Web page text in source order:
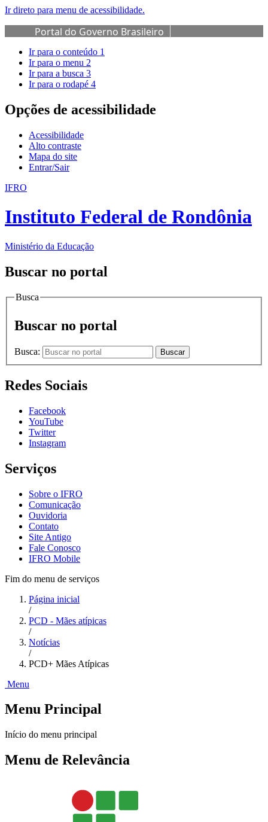
Ir direto para menu de acessibilidade.
Portal do Governo Brasileiro
Ir para o conteúdo 1
Ir para o menu 2
Ir para a busca 3
Ir para o rodapé 4
Opções de acessibilidade
Acessibilidade
Alto contraste
Mapa do site
Entrar/Sair
IFRO
Instituto Federal de Rondônia
Ministério da Educação
Buscar no portal
Busca
Buscar no portal
Busca: Buscar
Redes Sociais
Facebook
YouTube
Twitter
Instagram
Serviços
Sobre o IFRO
Comunicação
Ouvidoria
Contato
Site Antigo
Fale Conosco
IFRO Mobile
Fim do menu de serviços
Página inicial
/
PCD - Mães atípicas
/
Notícias
/
PCD+ Mães Atípicas
Menu
Menu Principal
Início do menu principal
Menu de Relevância